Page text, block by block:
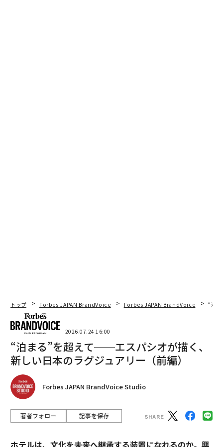
トップ Forbes JAPAN BrandVoice Forbes JAPAN BrandVoice “泊
2026.07.24 16:00
“泊まる”を超えて──エスパシオが描く、
新しい日本のラグジュアリー（前編）
Forbes JAPAN BrandVoice Studio
著者フォロー 記事を保存
ホテルは、文化を未来へ継承する装置になれるのか。興